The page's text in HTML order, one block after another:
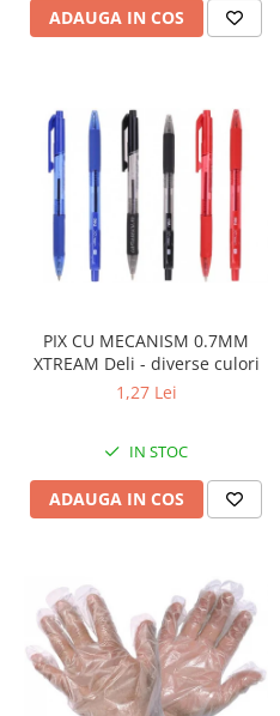
ADAUGA IN COS
PIX CU MECANISM 0.7MM
XTREAM Deli - diverse culori
1,27 Lei
IN STOC
ADAUGA IN COS